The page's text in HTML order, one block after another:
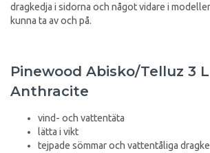
dragkedja i sidorna och något vidare i
kunna ta av och på.
Pinewood Abisko/Telluz 3
Anthracite
vind- och vattentäta
lätta i vikt
tejpade sömmar och vattentåliga